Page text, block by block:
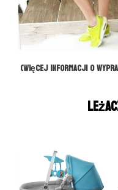
(Więcej informacji o